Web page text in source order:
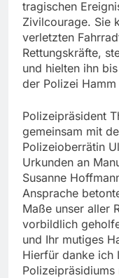
tragischen
Zivilcourage. Sie
verletzten
Rettungskräfte,
und hielten ihn
der Polizei
Polizeipräsident
gemeinsam mit
Polizeioberrätin
Urkunden an
Susanne
Ansprache
Maße unser aller
vorbildlich
und Ihr mutiges
Hierfür danke ich